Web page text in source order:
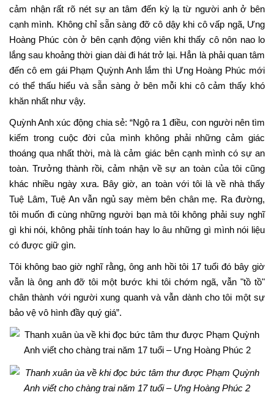
cảm nhận rất rõ nét sự an tâm đến kỳ lạ từ người anh ở bên
cạnh mình. Không chỉ sẵn sàng đỡ cô dậy khi cô vấp ngã, Ưng
Hoàng Phúc còn ở bên cạnh động viên khi thấy cô nôn nao lo
lắng sau khoảng thời gian dài đi hát trở lại. Hẳn là phải quan tâm
đến cô em gái Phạm Quỳnh Anh lắm thì Ưng Hoàng Phúc mới
có thể thấu hiểu và sẵn sàng ở bên mỗi khi cô cảm thấy khó
khăn nhất như vậy.
Quỳnh Anh xúc động chia sẻ: “Ngộ ra 1 điều, con người nên tìm
kiếm trong cuộc đời của mình không phải những cảm giác
thoáng qua nhất thời, mà là cảm giác bên cạnh mình có sự an
toàn. Trưởng thành rồi, cảm nhận về sự an toàn của tôi cũng
khác nhiều ngày xưa. Bây giờ, an toàn với tôi là về nhà thấy
Tuệ Lâm, Tuệ An vẫn ngủ say mèm bên chân mẹ. Ra đường,
tôi muốn đi cùng những người bạn mà tôi không phải suy nghĩ
gì khi nói, không phải tính toán hay lo âu những gì mình nói liệu
có được giữ gìn.
Tôi không bao giờ nghĩ rằng, ông anh hồi tôi 17 tuổi đó bây giờ
vẫn là ông anh đỡ tôi một bước khi tôi chớm ngã, vẫn "tồ tồ"
chân thành với người xung quanh và vẫn dành cho tôi một sự
bảo vệ vô hình đầy quý giá”.